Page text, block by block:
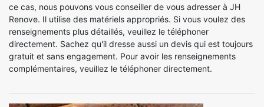
ce cas, nous pouvons vous conseiller de vous adresser à JH
Renove. Il utilise des matériels appropriés. Si vous voulez des
renseignements plus détaillés, veuillez le téléphoner
directement. Sachez qu'il dresse aussi un devis qui est toujours
gratuit et sans engagement. Pour avoir les renseignements
complémentaires, veuillez le téléphoner directement.